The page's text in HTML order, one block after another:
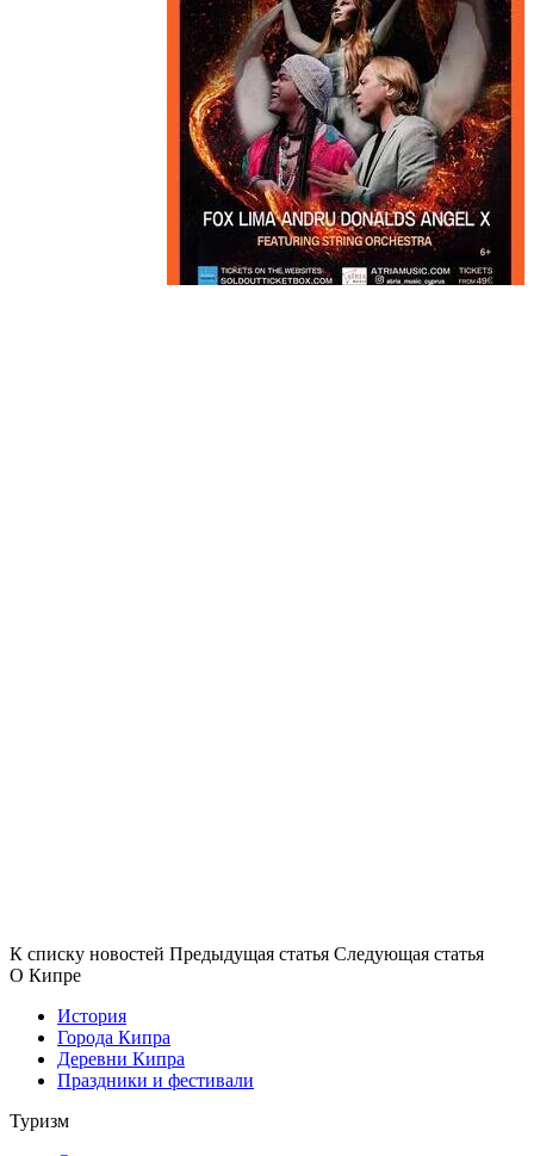
К списку новостей Предыдущая статья Следующая статья
О Кипре
История
Города Кипра
Деревни Кипра
Праздники и фестивали
Туризм